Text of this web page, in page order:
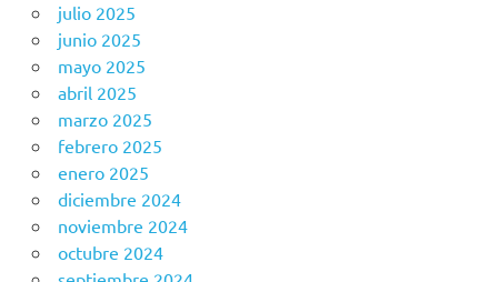
julio 2025
junio 2025
mayo 2025
abril 2025
marzo 2025
febrero 2025
enero 2025
diciembre 2024
noviembre 2024
octubre 2024